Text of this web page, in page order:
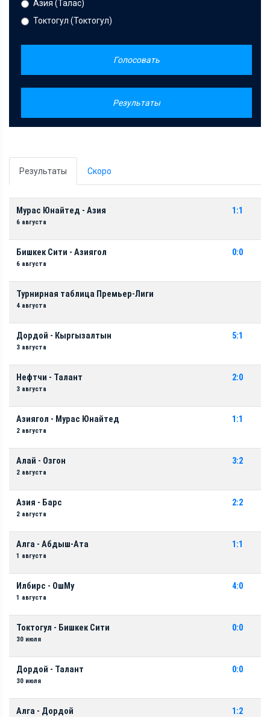
Азия (Талас)
Токтогул (Токтогул)
Голосовать
Результаты
Результаты Скоро
Мурас Юнайтед - Азия
6 августа
1:1
Бишкек Сити - Азиягол
6 августа
0:0
Турнирная таблица Премьер-Лиги
4 августа
Дордой - Кыргызалтын
3 августа
5:1
Нефтчи - Талант
3 августа
2:0
Азиягол - Мурас Юнайтед
2 августа
1:1
Алай - Озгон
2 августа
3:2
Азия - Барс
2 августа
2:2
Алга - Абдыш-Ата
1 августа
1:1
Илбирс - ОшМу
1 августа
4:0
Токтогул - Бишкек Сити
30 июля
0:0
Дордой - Талант
30 июля
0:0
Алга - Дордой 1:2